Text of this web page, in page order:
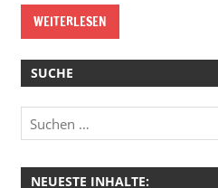
WEITERLESEN
SUCHE
NEUESTE INHALTE: